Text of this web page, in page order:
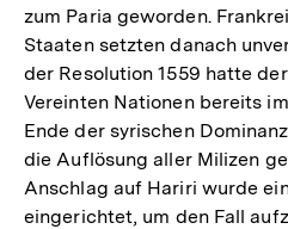
zum Paria geworden.
Staaten setzten danach
der Resolution 1559 hatte
Vereinten Nationen bereits
Ende der syrischen
die Auflösung aller Milizen
Anschlag auf Hariri wurde
eingerichtet, um den Fall